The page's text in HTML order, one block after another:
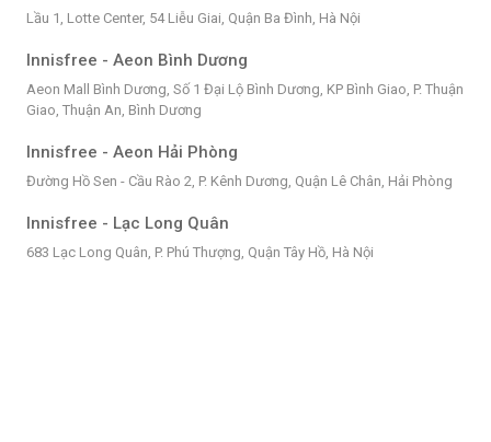
Lầu 1, Lotte Center, 54 Liễu Giai, Quận Ba Đình, Hà Nội
Innisfree - Aeon Bình Dương
Aeon Mall Bình Dương, Số 1 Đại Lộ Bình Dương, KP Bình Giao, P. Thuận
Giao, Thuận An, Bình Dương
Innisfree - Aeon Hải Phòng
Đường Hồ Sen - Cầu Rào 2, P. Kênh Dương, Quận Lê Chân, Hải Phòng
Innisfree - Lạc Long Quân
683 Lạc Long Quân, P. Phú Thượng, Quận Tây Hồ, Hà Nội